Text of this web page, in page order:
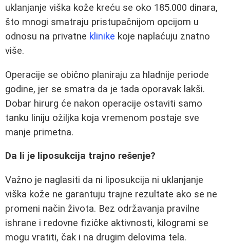
uklanjanje viška kože kreću se oko 185.000 dinara,
što mnogi smatraju pristupačnijom opcijom u
odnosu na privatne klinike koje naplaćuju znatno
više.
Operacije se obično planiraju za hladnije periode
godine, jer se smatra da je tada oporavak lakši.
Dobar hirurg će nakon operacije ostaviti samo
tanku liniju ožiljka koja vremenom postaje sve
manje primetna.
Da li je liposukcija trajno rešenje?
Važno je naglasiti da ni liposukcija ni uklanjanje
viška kože ne garantuju trajne rezultate ako se ne
promeni način života. Bez održavanja pravilne
ishrane i redovne fizičke aktivnosti, kilogrami se
mogu vratiti, čak i na drugim delovima tela.